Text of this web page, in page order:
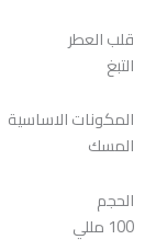
800 EGP.قلب العطر
التبغ
المكونات الاساسية
المسك
الحجم
100 مللي